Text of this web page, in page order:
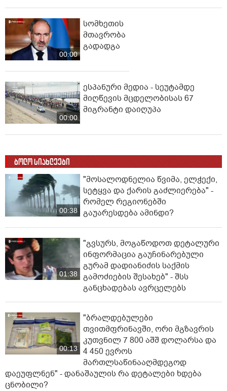
00:00
სომხეთის
მთავრობა
გადადგა
00:00
ესპანური მედია - სეუტამდე
მიღწევის მცდელობისას 67
მიგრანტი დაიღუპა
ბოლო სიახლეები
00:38
"მოსალოდნელია წვიმა, ელ­ჭე­ქი,
სე­ტყვა და ქა­რის გაძ­ლი­ე­რე­ბა" -
რომელ რეგიონებში
გაუარესდება ამინდი?
01:38
"გვსურს, მოგაწოდოთ დეტალური
ინფორმაცია გაუჩინარებული
გურამ დადიანიძის საქმის
გამოძიების შესახებ" - შსს
განცხადებას ავრცელებს
00:13
"ბრალდებულები
თვითმფრინავში, ორი მგზავრის
კუთვნილ 7 800 აშშ დოლარსა და
4 450 ევროს
მართლსაწინააღმდეგოდ
დაეუფლნენ" - დანაშაულის რა დეტალები ხდება
ცნობილი?